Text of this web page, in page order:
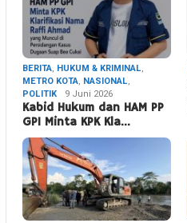
BERITA, HUKUM & KRIMINAL,
METRO KOTA, NASIONAL,
POLITIK
9 Juni 2026
Kabid Hukum dan HAM PP
GPI Minta KPK Kla…